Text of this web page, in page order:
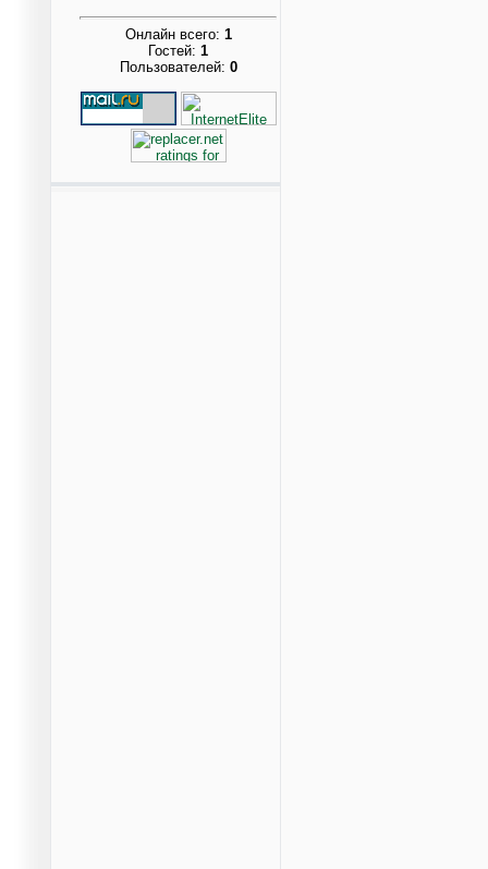
Онлайн всего: 1
Гостей: 1
Пользователей: 0